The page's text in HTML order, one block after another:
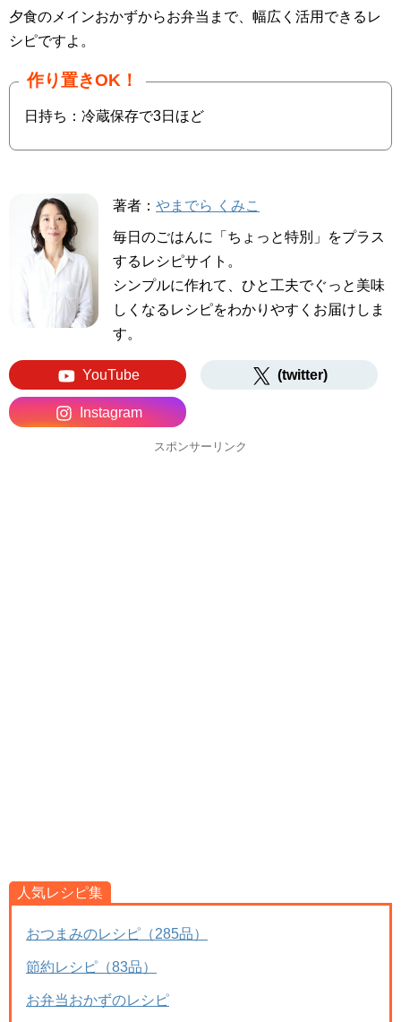
夕食のメインおかずからお弁当まで、幅広く活用できるレ
シピですよ。
作り置きOK！
日持ち：冷蔵保存で3日ほど
著者： やまでら くみこ
毎日のごはんに「ちょっと特別」をプラス
するレシピサイト。
シンプルに作れて、ひと工夫でぐっと美味
しくなるレシピをわかりやすくお届けしま
す。
YouTube (twitter)
Instagram
スポンサーリンク
人気レシピ集
おつまみのレシピ（285品）
節約レシピ（83品）
お弁当おかずのレシピ